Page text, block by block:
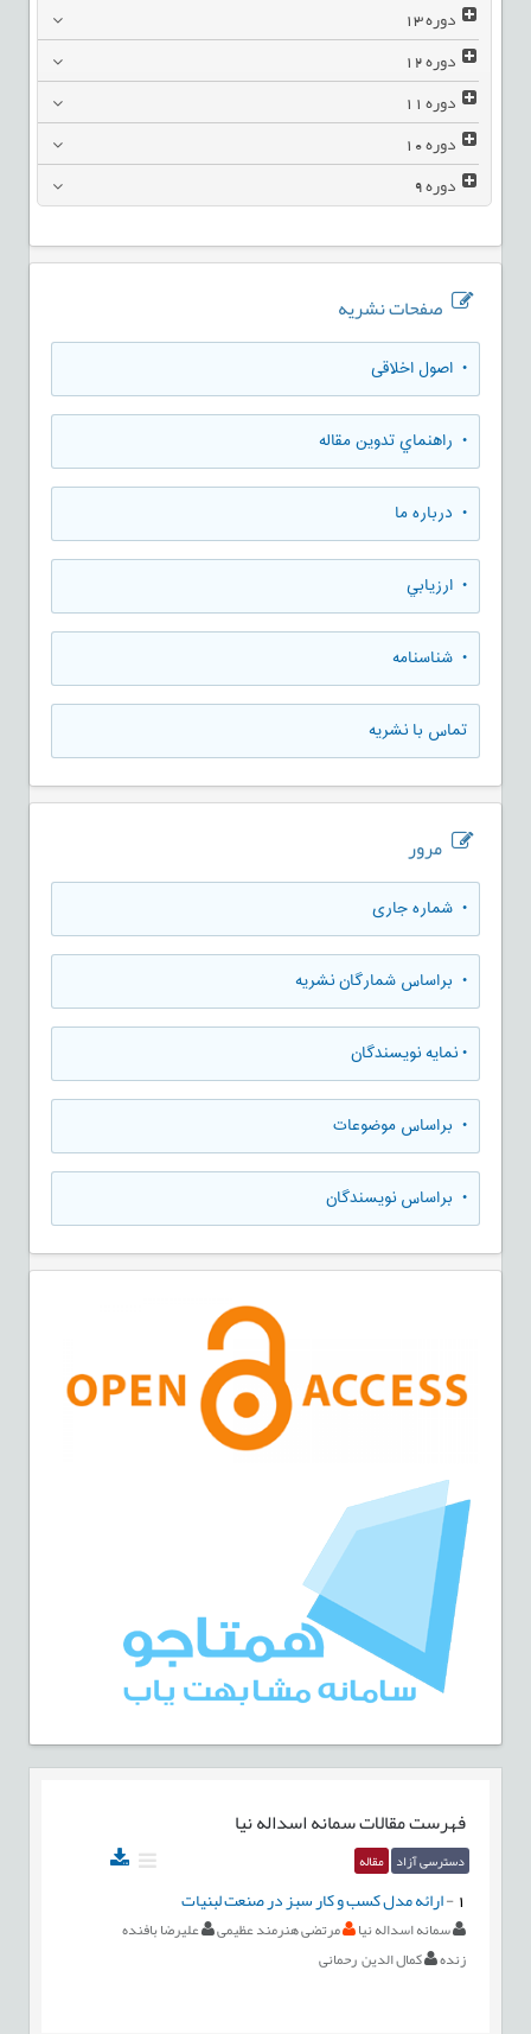
دوره13
دوره12
دوره11
دوره10
دوره9
صفحات نشریه
• اصول اخلاقی
• راهنماي تدوين مقاله
• درباره ما
• ارزيابي
• شناسنامه
تماس با نشریه
مرور
• شماره جاری
• براساس شمارگان نشریه
•نمایه نویسندگان
• براساس موضوعات
• براساس نویسندگان
فهرست مقالاتسمانه اسداله نیا
دسترسی آزاد مقاله
-ارائه مدل کسب و کار سبز در صنعت لبنیات
سمانه اسداله نیا مرتضی هنرمند عظیمی
علیرضا بافنده
زنده
کمال الدین رحمانی